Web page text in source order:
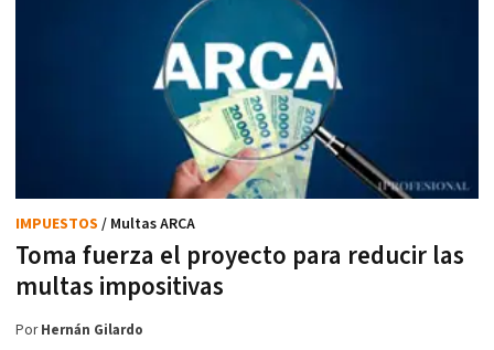
Toma fuerza el proyecto para reducir las
multas impositivas
IMPUESTOS / Multas ARCA
PorHernán Gilardo